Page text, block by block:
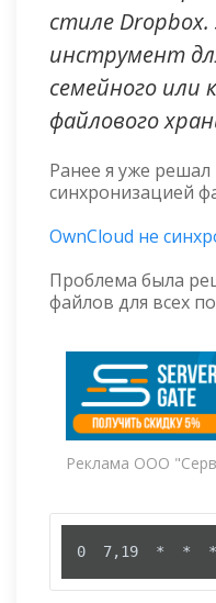
стиле
инструмент
семейного или
файлового
Ранее я уже решал
синхронизацией
OwnCloud не
Проблема была
файлов для всех
Реклама ООО
0  7,19  *  *  *